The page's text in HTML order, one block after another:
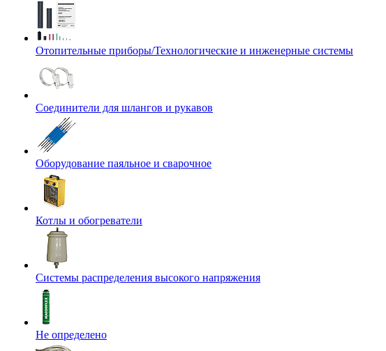
Отопительные приборы/Технологические и инженерные системы
Соединители для шлангов и рукавов
Оборудование паяльное и сварочное
Котлы и обогреватели
Системы распределения высокого напряжения
Не определено